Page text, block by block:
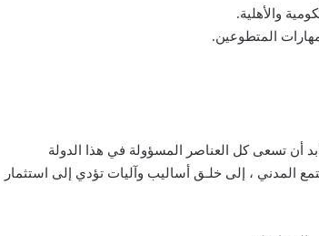
والأهلية.
المتطوعين.
أن تسعى كل العناصر المسؤولة في هذا الدولة
المدني ، إلى خلـق أساليب وآليات تؤدي إلى استثمار